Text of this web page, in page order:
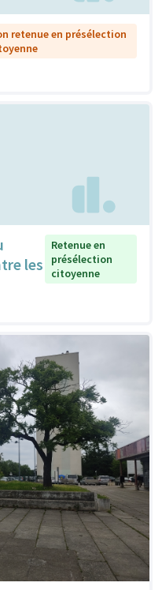
retenue en présélection
les
Retenue en
présélection
citoyenne